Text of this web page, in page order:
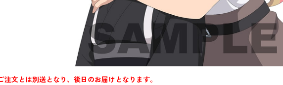
文とは別送となり、後日のお届けとなります。